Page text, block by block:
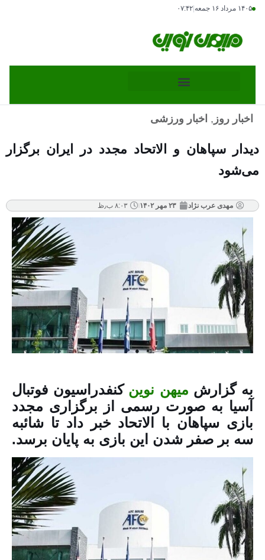
۱۴۰۵ مرداد ۱۶ جمعه ۰۷:۴۲
اخبار روز , اخبار ورزشی
دیدار سپاهان و الاتحاد مجدد در ایران برگزار
می‌شود
مهدی عرب نژاد ۲۳ مهر ۱۴۰۲ ۸:۰۳ ب٫ظ
به گزارش میهن نوین کنفدراسیون فوتبال
آسیا به صورت رسمی از برگزاری مجدد
بازی سپاهان با الاتحاد خبر داد تا شائبه
سه بر صفر شدن این بازی به پایان برسد.